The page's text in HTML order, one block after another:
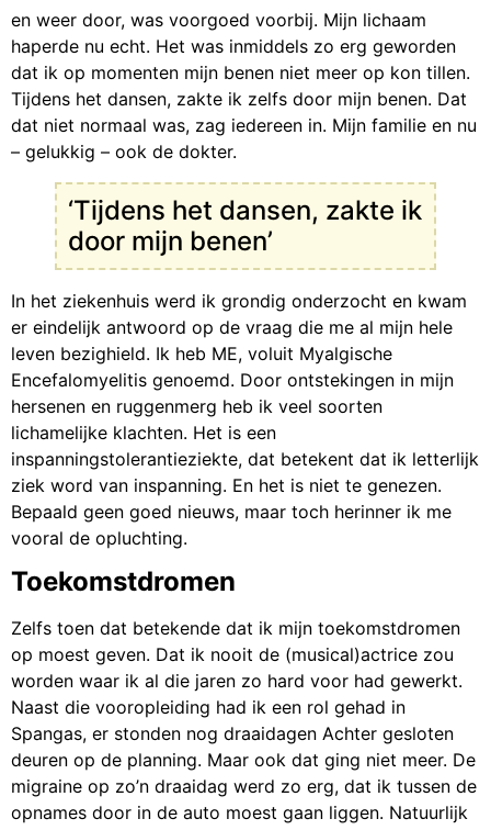
en weer door, was voorgoed voorbij. Mijn lichaam
haperde nu echt. Het was inmiddels zo erg geworden
dat ik op momenten mijn benen niet meer op kon tillen.
Tijdens het dansen, zakte ik zelfs door mijn benen. Dat
dat niet normaal was, zag iedereen in. Mijn familie en nu
– gelukkig – ook de dokter.
‘Tijdens het dansen, zakte ik
door mijn benen’
In het ziekenhuis werd ik grondig onderzocht en kwam
er eindelijk antwoord op de vraag die me al mijn hele
leven bezighield. Ik heb ME, voluit Myalgische
Encefalomyelitis genoemd. Door ontstekingen in mijn
hersenen en ruggenmerg heb ik veel soorten
lichamelijke klachten. Het is een
inspanningstolerantieziekte, dat betekent dat ik letterlijk
ziek word van inspanning. En het is niet te genezen.
Bepaald geen goed nieuws, maar toch herinner ik me
vooral de opluchting.
Toekomstdromen
Zelfs toen dat betekende dat ik mijn toekomstdromen
op moest geven. Dat ik nooit de (musical)actrice zou
worden waar ik al die jaren zo hard voor had gewerkt.
Naast die vooropleiding had ik een rol gehad in
Spangas, er stonden nog draaidagen Achter gesloten
deuren op de planning. Maar ook dat ging niet meer. De
migraine op zo’n draaidag werd zo erg, dat ik tussen de
opnames door in de auto moest gaan liggen. Natuurlijk